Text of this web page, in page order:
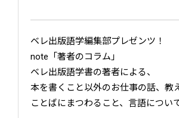
ベレ出版語学編集部プレゼンツ！
note「著者のコラム」
ベレ出版語学書の著者による、
本を書くこと以外のお仕事の話、教
ことばにまつわること、言語について